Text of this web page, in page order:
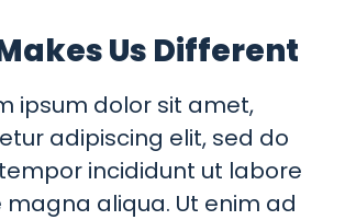
Us Different
ipsum dolor sit amet,
adipiscing elit, sed do
incididunt ut labore
aliqua. Ut enim ad